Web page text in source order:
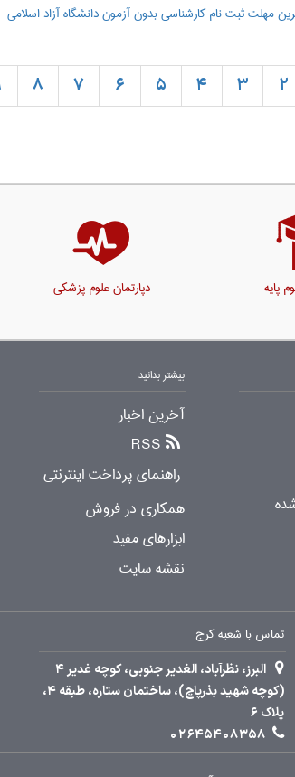
مهلت ثبت نام کارشناسی بدون آزمون دانشگاه آزاد اسلامی
2
3
4
5
6
7
8
پایه دپارتمان علوم پزشکی
بیشتر بدانید
آخرین اخبار
RSS
راهنمای پرداخت اینترنتی
همکاری در فروش
ابزارهای مفید
نقشه سایت
تماس با شعبه کرج
البرز، نظرآباد، الغدیر جنوبی، کوچه غدیر 4
(کوچه شهید بذرپاچ)، ساختمان ستاره، طبقه 4،
پلاک 6
02645408358